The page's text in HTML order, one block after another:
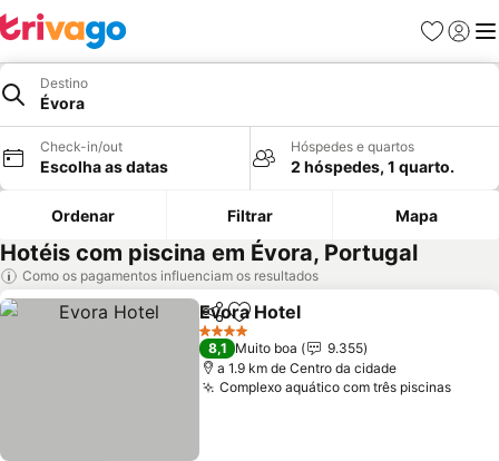
Favoritos
Iniciar
Destino
Évora
Check-in/out
Escolha as datas
Hóspedes e quartos
2 hóspedes, 1 quarto.
Ordenar Filtrar Mapa
Hotéis com piscina em Évora, Portugal
Como os pagamentos influenciam os resultados
PartilharAdicionar aos favoritos
Evora Hotel
4 Estrelas
8,1 Muito boa
9.355
a 1.9 km de Centro da cidade
Complexo aquático com três piscinas